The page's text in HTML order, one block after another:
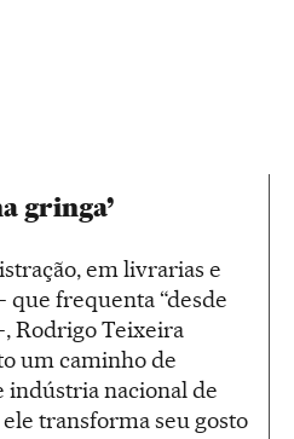
gringa’
em livrarias e
que frequenta “desde
Rodrigo Teixeira
um caminho de
indústria nacional de
transforma seu gosto